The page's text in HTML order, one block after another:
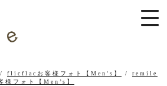
/ flicflacお客様フォト【Men's】 / remile
フォト【Men’s】